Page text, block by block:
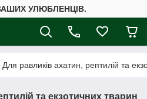
УЛЮБЛЕНЦІВ.
Для равликів ахатин, рептилій та
та екзотичних тварин